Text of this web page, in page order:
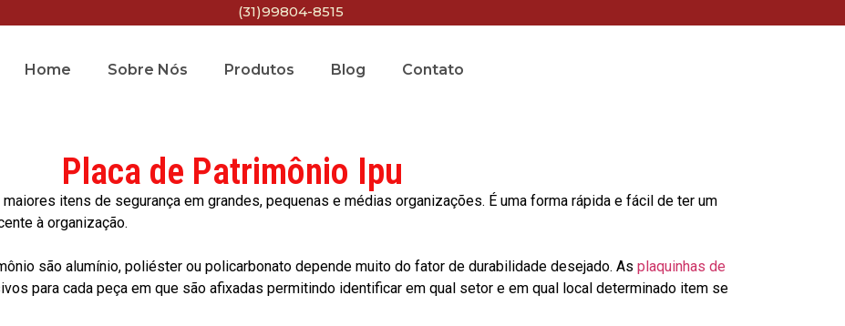
(31)99804-8515
Home Sobre Nós Produtos Blog Contato
Placa de Patrimônio Ipu
itens de segurança em grandes, pequenas e médias organizações. É uma forma rápida e fácil de ter um
à organização.
são alumínio, poliéster ou policarbonato depende muito do fator de durabilidade desejado. As plaquinhas de
para cada peça em que são afixadas permitindo identificar em qual setor e em qual local determinado item se